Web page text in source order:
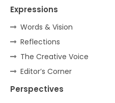
Expressions
Words & Vision
Reflections
The Creative Voice
Editor’s Corner
Perspectives